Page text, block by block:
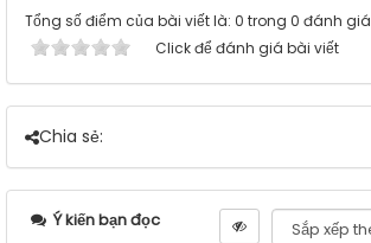
Tổng số điểm của bài viết là: 0 trong 0 đánh giá
Click để đánh giá bài viết
Chia sẻ:
Ý kiến bạn đọc